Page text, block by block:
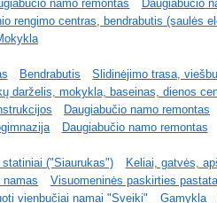
namo remontas Daugiabučio
rengimo centras, bendrabutis (saulės
Bendrabutis Slidinėjimo trasa,
darželis, mokykla, baseinas, dienos
Daugiabučio namo remontas
Daugiabučio namo remontas
("Siaurukas") Keliai, gatvės,
namas Visuomeninės paskirties
vienbučiai namai "Sveiki" Gamykla